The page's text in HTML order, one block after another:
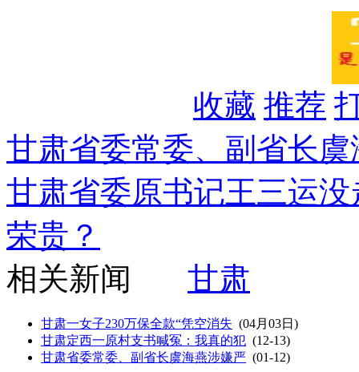
收藏 推荐
甘肃省委常委、副省长
甘肃省委原书记王三运
荣贵？
相关新闻
甘肃
甘肃一女子230万保全款“凭空消失 (04月03日)
甘肃定西一原村支书喊冤：我真的犯 (12-13)
甘肃省委常委、副省长虞海燕涉嫌严 (01-12)